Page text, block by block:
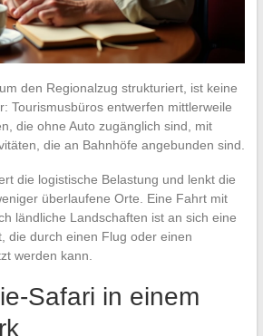
den Regionalzug strukturiert, ist keine
Tourismusbüros entwerfen mittlerweile
die ohne Auto zugänglich sind, mit
die an Bahnhöfe angebunden sind.
die logistische Belastung und lenkt die
überlaufene Orte. Eine Fahrt mit
ländliche Landschaften ist an sich eine
die durch einen Flug oder einen
werden kann.
Safari in einem